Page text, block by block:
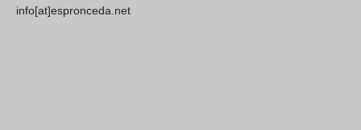
info[at]espronceda.net